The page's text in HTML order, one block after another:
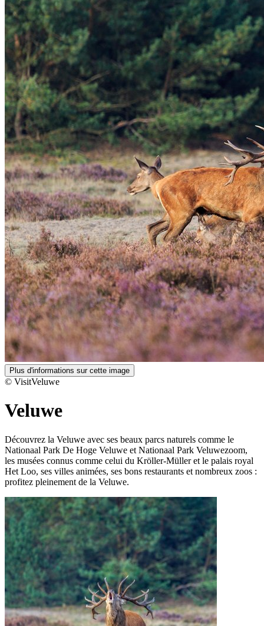
Plus d'informations sur cette image
© VisitVeluwe
Veluwe
Découvrez la Veluwe avec ses beaux parcs naturels comme le
Nationaal Park De Hoge Veluwe et Nationaal Park Veluwezoom,
les musées connus comme celui du Kröller-Müller et le palais royal
Het Loo, ses villes animées, ses bons restaurants et nombreux zoos :
profitez pleinement de la Veluwe.